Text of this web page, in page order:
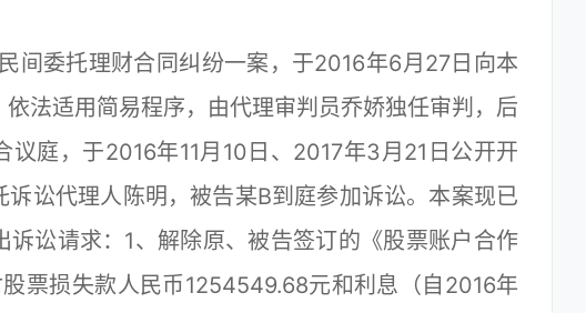
委托理财合同纠纷一案，于2016年6月27日向本
法适用简易程序，由代理审判员乔娇独任审判，后
议庭，于2016年11月10日、2017年3月21日公开开
讼代理人陈明，被告某B到庭参加诉讼。本案现已
诉讼请求：1、解除原、被告签订的《股票账户合作
票损失款人民币1254549.68元和利息（自2016年